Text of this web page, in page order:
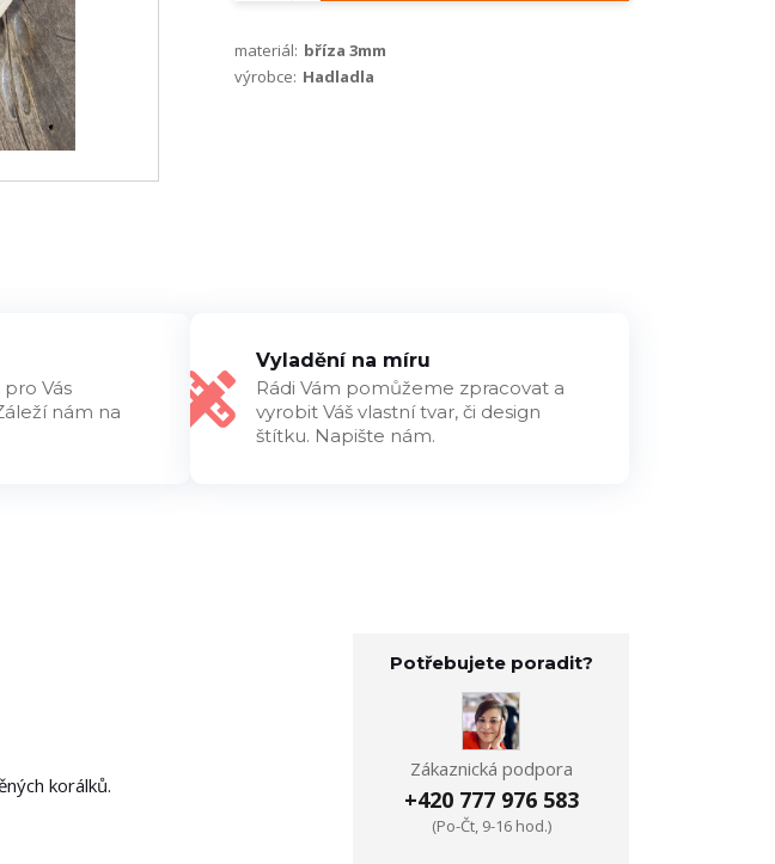
materiál: bříza 3mm
výrobce: Hadladla
Vás
nám na
Vyladění na míru
Rádi Vám pomůžeme zpracovat a
vyrobit Váš vlastní tvar, či design
štítku. Napište nám.
korálků.
Potřebujete poradit?
Zákaznická podpora
+420 777 976 583
(Po-Čt, 9-16 hod.)